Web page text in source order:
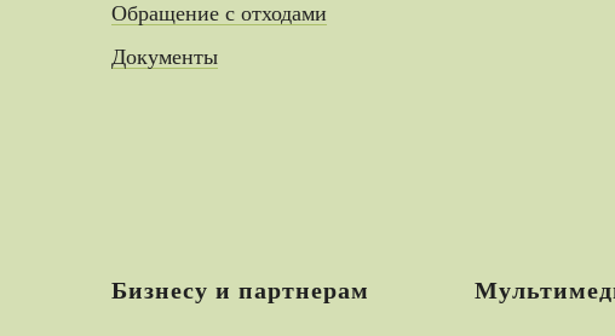
Обращение с отходами
Документы
Бизнесу и партнерам